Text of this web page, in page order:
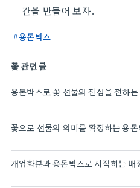
간을 만들어 보자.
용돈박스
꽃 관련 글